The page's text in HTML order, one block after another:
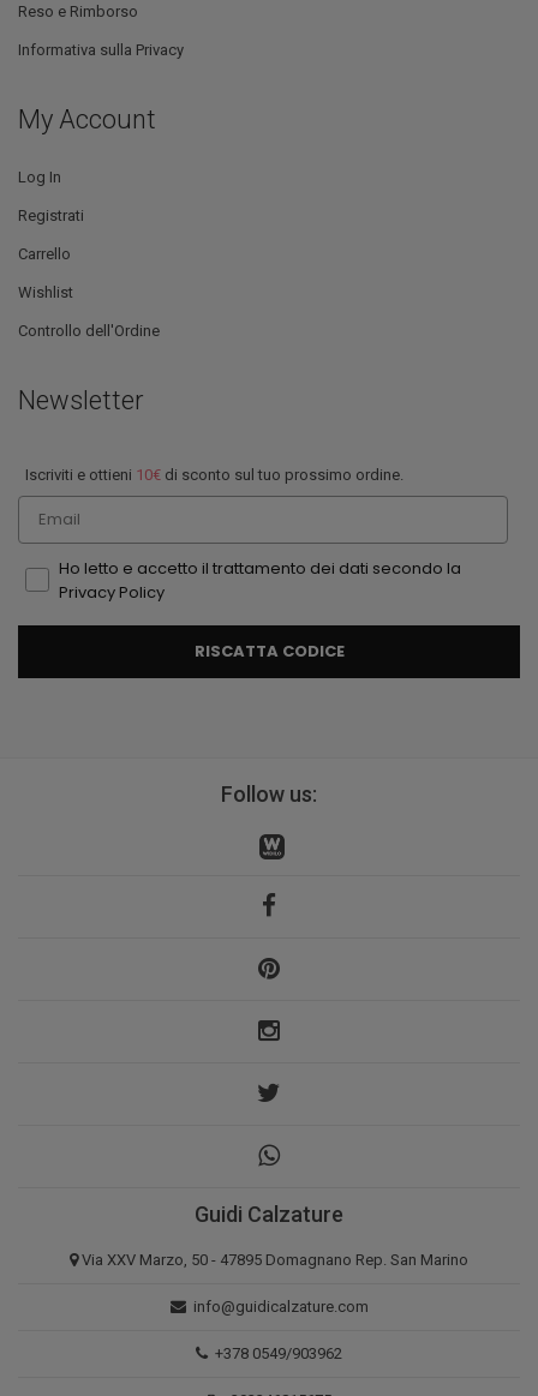
Reso e Rimborso
Informativa sulla Privacy
My Account
Log In
Registrati
Carrello
Wishlist
Controllo dell'Ordine
Newsletter
Iscriviti e ottieni 10€ di sconto sul tuo prossimo ordine.
Email
Ho letto e accetto il trattamento dei dati secondo la
Privacy Policy
RISCATTA CODICE
Follow us:
Guidi Calzature
Via XXV Marzo, 50 - 47895 Domagnano Rep. San Marino
info@guidicalzature.com
+378 0549/903962